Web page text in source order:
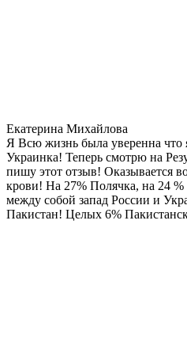
Екатерина Михайлова
Я Всю жизнь была уверенна что
Украинка! Теперь смотрю на
пишу этот отзыв! Оказывается
крови! На 27% Полячка, на 24 %
между собой запад России и
Пакистан! Целых 6%